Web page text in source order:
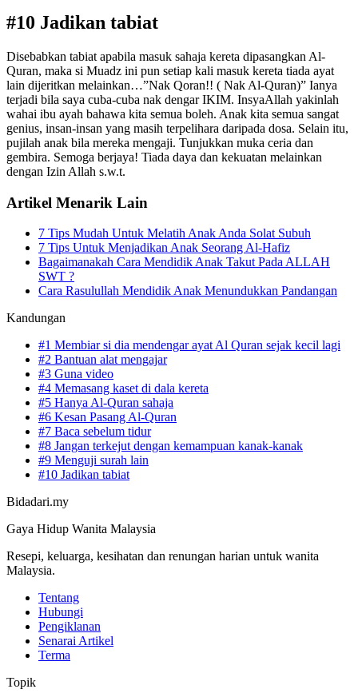
#10 Jadikan tabiat
Disebabkan tabiat apabila masuk sahaja kereta dipasangkan Al-
Quran, maka si Muadz ini pun setiap kali masuk kereta tiada ayat
lain dijeritkan melainkan…”Nak Qoran!! ( Nak Al-Quran)” Ianya
terjadi bila saya cuba-cuba nak dengar IKIM. InsyaAllah yakinlah
wahai ibu ayah bahawa kita semua boleh. Anak kita semua sangat
genius, insan-insan yang masih terpelihara daripada dosa. Selain itu,
pujilah anak bila mereka mengaji. Tunjukkan muka ceria dan
gembira. Semoga berjaya! Tiada daya dan kekuatan melainkan
dengan Izin Allah s.w.t.
Artikel Menarik Lain
7 Tips Mudah Untuk Melatih Anak Anda Solat Subuh
7 Tips Untuk Menjadikan Anak Seorang Al-Hafiz
Bagaimanakah Cara Mendidik Anak Takut Pada ALLAH
SWT ?
Cara Rasulullah Mendidik Anak Menundukkan Pandangan
Kandungan
#1 Membiar si dia mendengar ayat Al Quran sejak kecil lagi
#2 Bantuan alat mengajar
#3 Guna video
#4 Memasang kaset di dala kereta
#5 Hanya Al-Quran sahaja
#6 Kesan Pasang Al-Quran
#7 Baca sebelum tidur
#8 Jangan terkejut dengan kemampuan kanak-kanak
#9 Menguji surah lain
#10 Jadikan tabiat
Bidadari.my
Gaya Hidup Wanita Malaysia
Resepi, keluarga, kesihatan dan renungan harian untuk wanita
Malaysia.
Tentang
Hubungi
Pengiklanan
Senarai Artikel
Terma
Topik